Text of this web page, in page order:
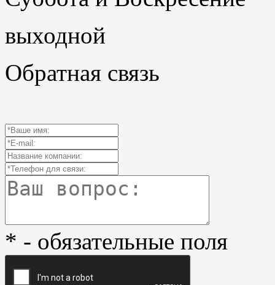
выходной
Обратная связь
* - обязательные поля